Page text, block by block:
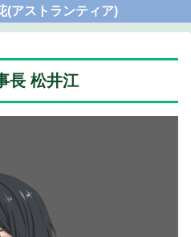
(アストランティア)
長 松井江